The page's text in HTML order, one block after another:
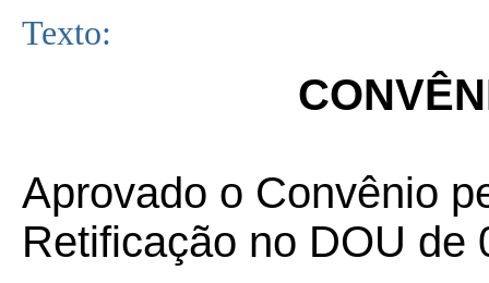
Texto:
Aprovado o Convênio
Retificação no DOU de